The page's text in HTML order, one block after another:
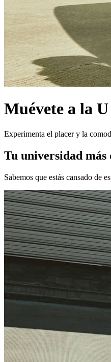
Muévete a la
Experimenta el placer y la
Tu universidad
Sabemos que estás cansado de